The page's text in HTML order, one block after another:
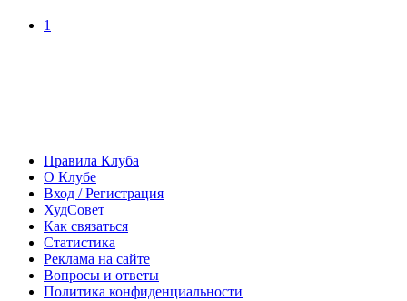
1
Правила Клуба
О Клубе
Вход / Регистрация
ХудСовет
Как связаться
Статистика
Реклама на сайте
Вопросы и ответы
Политика конфиденциальности